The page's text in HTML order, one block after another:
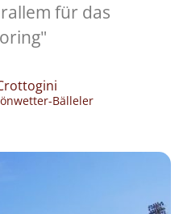
für das
Bälleler